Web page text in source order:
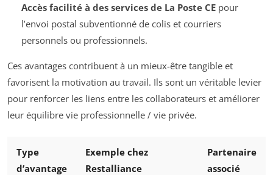
Accès facilité à des services de La Poste CEpour
l’envoi postal subventionné de colis et courriers
personnels ou professionnels.
Ces avantages contribuent à un mieux-être tangible et
favorisent la motivation au travail. Ils sont un véritable levier
pour renforcer les liens entre les collaborateurs et améliorer
leur équilibre vie professionnelle / vie privée.
Type
d’avantage
Exemple chez
Restalliance
Partenaire
associé